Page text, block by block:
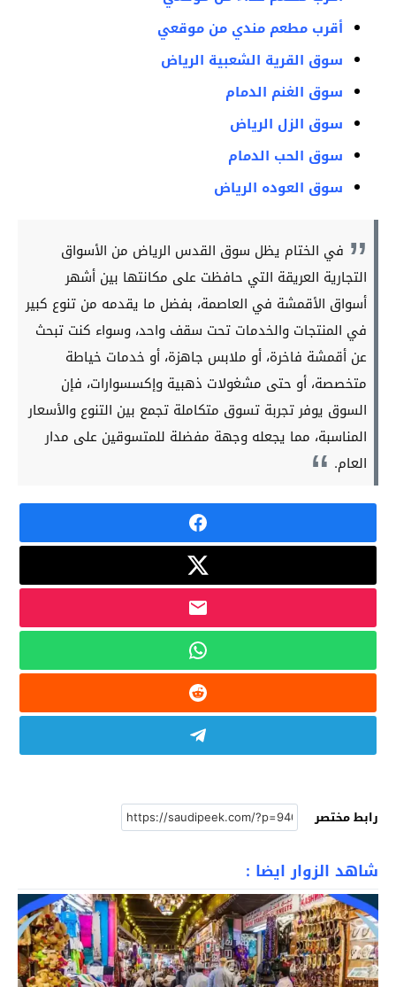
أقرب مطعم مندي من موقعي
سوق القرية الشعبية الرياض
سوق الغنم الدمام
سوق الزل الرياض
سوق الحب الدمام
سوق العوده​ الرياض
في الختام يظل سوق القدس الرياض من الأسواق
التجارية العريقة التي حافظت على مكانتها بين أشهر
أسواق الأقمشة في العاصمة، بفضل ما يقدمه من تنوع كبير
في المنتجات والخدمات تحت سقف واحد، وسواء كنت تبحث
عن أقمشة فاخرة، أو ملابس جاهزة، أو خدمات خياطة
متخصصة، أو حتى مشغولات ذهبية وإكسسوارات، فإن
السوق يوفر تجربة تسوق متكاملة تجمع بين التنوع والأسعار
المناسبة، مما يجعله وجهة مفضلة للمتسوقين على مدار
العام.
رابط مختصر
شاهد الزوار ايضا :